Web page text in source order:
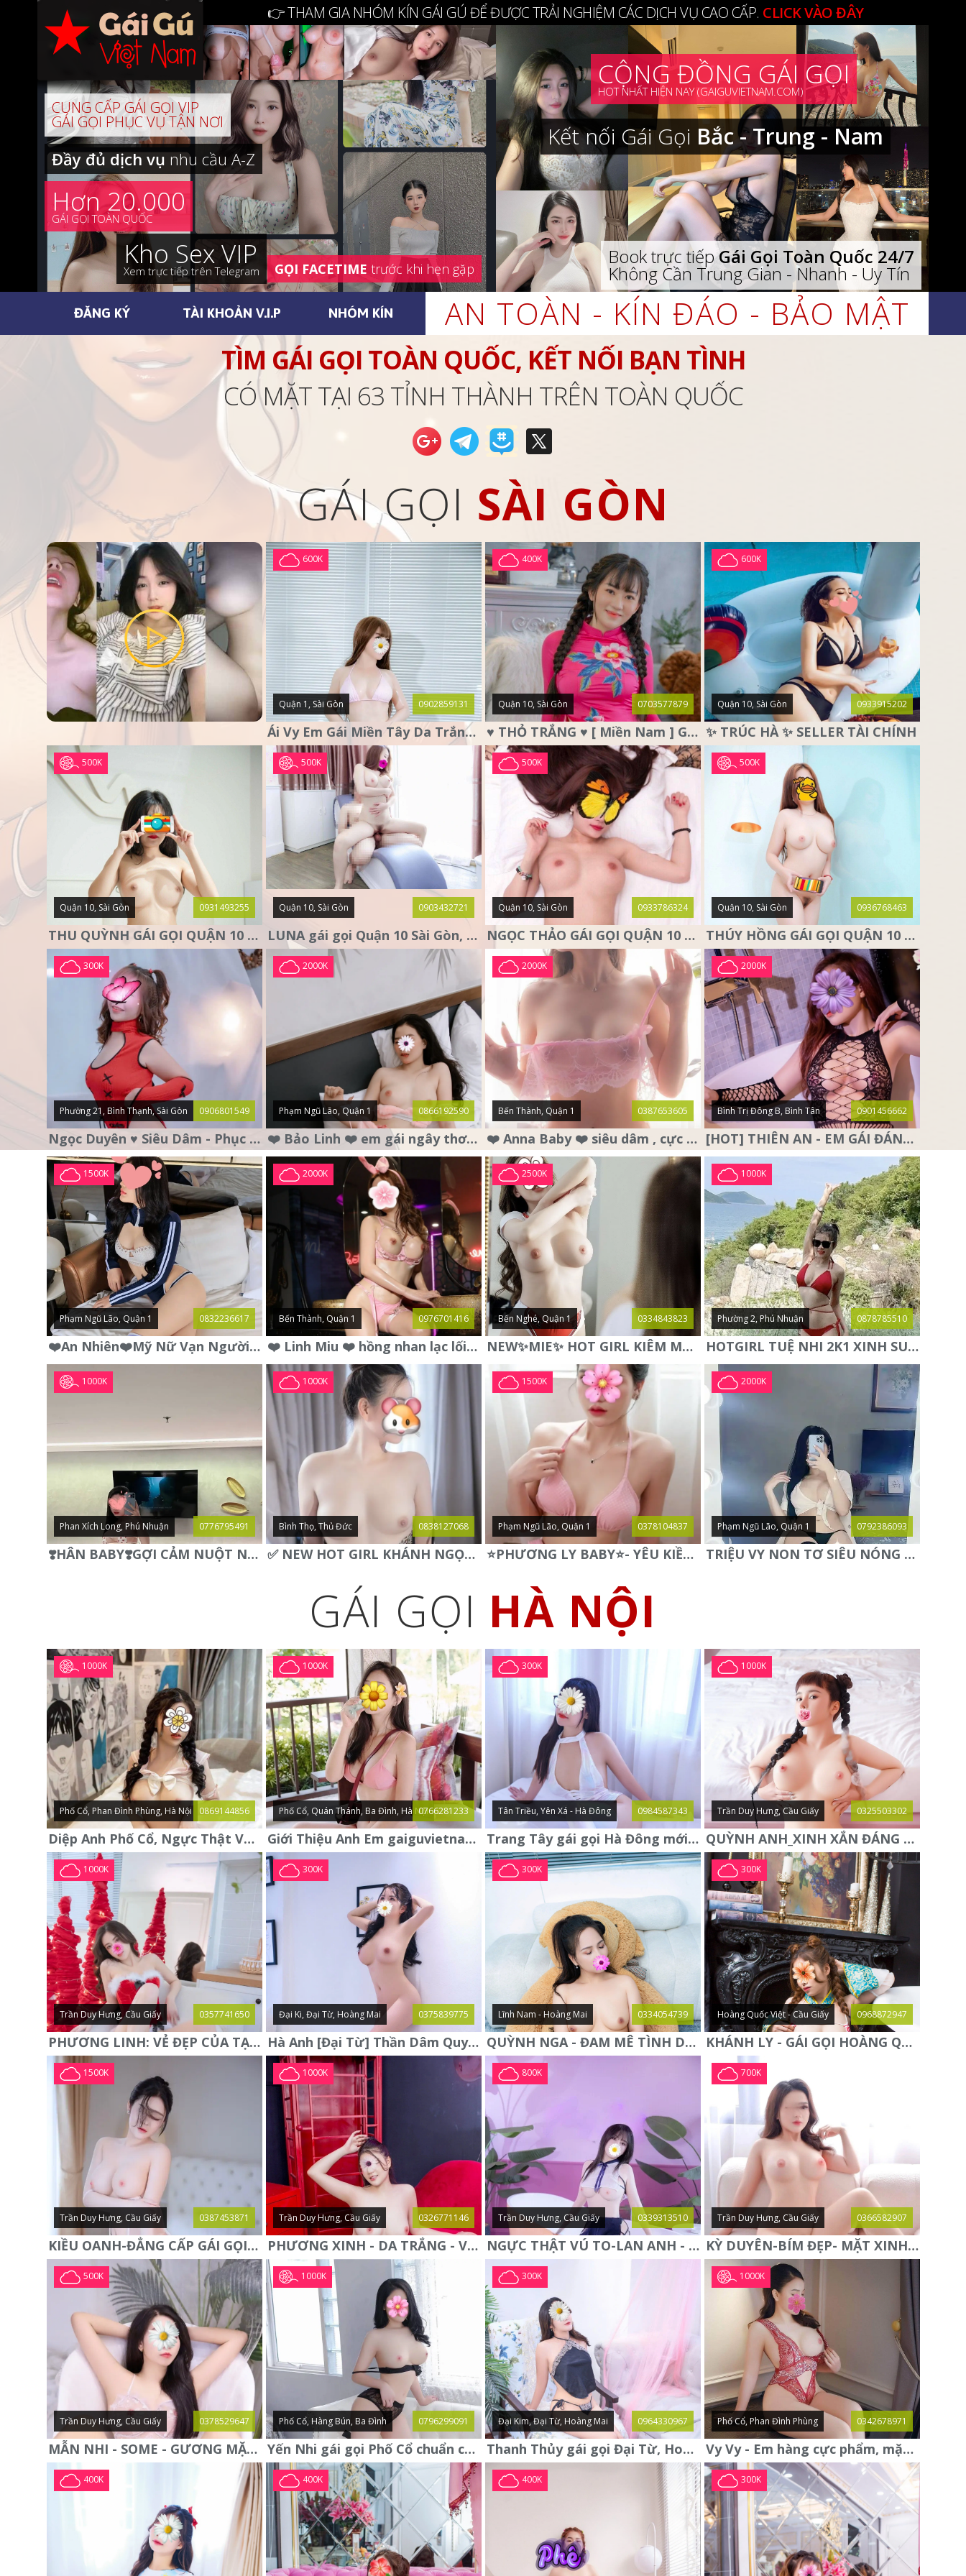
👉 THAM GIA NHÓM KÍN GÁI GÚ ĐỂ ĐƯỢC TRẢI NGHIỆM CÁC DỊCH VỤ CAO CẤP. CLICK VÀO ĐÂY
CUNG CẤP GÁI GỌI VIP
GÁI GỌI PHỤC VỤ TẬN NƠI
Đầy đủ dịch vụnhu cầu A-Z
Hơn 20.000
GÁI GỌI TOÀN QUỐC
Kho Sex VIP
Xem trực tiếp trên Telegram GỌI FACETIME trước khi hẹn gặp
Kết nối Gái Gọi Bắc - Trung - Nam
CỘNG ĐỒNG GÁI GỌI
HOT NHẤT HIỆN NAY (GAIGUVIETNAM.COM)
Book trực tiếpGái Gọi Toàn Quốc 24/7
Không Cần Trung Gian - Nhanh - Uy Tín
ĐĂNG KÝ TÀI KHOẢN V.I.P NHÓM KÍN AN TOÀN - KÍN ĐÁO - BẢO MẬT
TÌM GÁI GỌI TOÀN QUỐC, KẾT NỐI BẠN TÌNH
CÓ MẶT TẠI 63 TỈNH THÀNH TRÊN TOÀN QUỐC
GÁI GỌI SÀI GÒN
600K
Quận 1, Sài Gòn 0902859131
Ái Vy Em Gái Miền Tây Da Trắng, Ngực To Chiều Như Người Yêu
400K
Quận 10, Sài Gòn 0703577879
♥️ THỎ TRẮNG ♥️ [ Miền Nam ] Gái Gọi Quận 10, Sài Gòn
600K
Quận 10, Sài Gòn 0933915202
✨ TRÚC HÀ ✨ SELLER TÀI CHÍNH
500K
Quận 10, Sài Gòn 0931493255
THU QUỲNH GÁI GỌI QUẬN 10 – MẶT XINH DA TRẮNG – SANG
500K
Quận 10, Sài Gòn 0903432721
LUNA gái gọi Quận 10 Sài Gòn, nàng thơ tình cảm
500K
Quận 10, Sài Gòn 0933786324
NGỌC THẢO GÁI GỌI QUẬN 10 SÀI GÒN, DÂM XINH CÁ TÍNH
500K
Quận 10, Sài Gòn 0936768463
THÚY HỒNG GÁI GỌI QUẬN 10 – SIÊU PHẨM MÔNG THẦN THÁNH
300K
Phường 21, Bình Thạnh, Sài Gòn 0906801549
Ngọc Duyên ♥️ Siêu Dâm - Phục Vụ Tận Tình - Chu Đáo
2000K
Phạm Ngũ Lão, Quận 1 0866192590
❤️ Bảo Linh ❤️ em gái ngây thơ , mặt nai tơ , chân dài dáng đẹp .
2000K
Bến Thành, Quận 1 0387653605
❤️ Anna Baby ❤️ siêu dâm , cực dâm và sở hữu cặp vú đẹp nhức
2000K
Bình Trị Đông B, Bình Tân 0901456662
[HOT] THIÊN AN - EM GÁI ĐÁNG YÊU, DỄ THƯƠNG,RẤT DÂM
1500K
Phạm Ngũ Lão, Quận 1 0832236617
❤️An Nhiên❤️Mỹ Nữ Vạn Người Mê,Da Trắng, Mặt Xynh, Đẹp Từng
2000K
Bến Thành, Quận 1 0976701416
❤️ Linh Miu ❤️ hồng nhan lạc lối , vẻ đẹp không thể chối từ .
2500K
Bến Nghé, Quận 1 0334843823
NEW✨MIE✨ HOT GIRL KIÊM MẪU ẢNH HÀNG CỰC NGON LẦN ĐẦU
1000K
Phường 2, Phú Nhuận 0878785510
HOTGIRL TUỆ NHI 2K1 XINH SUGGAR BABY TUYỆT HÀNG MỚI
1000K
Phan Xích Long, Phú Nhuận 0776795491
❣️HÂN BABY❣️GỢI CẢM NUỘT NÀ DÁNG SON XINH XINH QUYẾN RŨ
1000K
Bình Thọ, Thủ Đức 0838127068
✅ NEW HOT GIRL KHÁNH NGỌC ✅ BODY CỰC NGON NÓNG
1500K
Phạm Ngũ Lão, Quận 1 0378104837
⭐️PHƯƠNG LY BABY⭐️- YÊU KIỀU QUYẾN RŨ - SAY ĐẮM SI MÊ
2000K
Phạm Ngũ Lão, Quận 1 0792386093
TRIỆU VY NON TƠ SIÊU NÓNG BỎNG GỢI TÌNH NGỌT NGÀO
GÁI GỌI HÀ NỘI
1000K
Phố Cổ, Phan Đình Phùng, Hà Nội 0869144856
Diệp Anh Phố Cổ, Ngực Thật Vú To Thơm Tho Quyến Rũ
1000K
Phố Cổ, Quán Thánh, Ba Đình, Hà Nội0766281233
Giới Thiệu Anh Em gaiguvietnam.com Em Gái Gọi Cao Cấp Mới
300K
Tân Triều, Yên Xá - Hà Đông 0984587343
Trang Tây gái gọi Hà Đông mới xác thực
1000K
Trần Duy Hưng, Cầu Giấy 0325503302
QUỲNH ANH_XINH XẮN ĐÁNG YÊU, HÀNG ĐẸP TUYỂN CHỌN
1000K
Trần Duy Hưng, Cầu Giấy 0357741650
PHƯƠNG LINH: VẺ ĐẸP CỦA TẠO HÓA, XINH ĐẸP, SEXY, QUYỄN RŨ
300K
Đại Ki, Đại Từ, Hoàng Mai 0375839775
Hà Anh [Đại Từ] Thần Dâm Quyến Rũ Gợi Cảm - Ngực To Body Mượt
300K
Lĩnh Nam - Hoàng Mai 0334054739
QUỲNH NGA - ĐAM MÊ TÌNH DỤC - CHUYÊN KHOA KÈN SÁO - ĐIỆN
300K
Hoàng Quốc Việt - Cầu Giấy 0968872947
KHÁNH LY - GÁI GỌI HOÀNG QUỐC VIỆT - DÂM ĐÃNG CHIỀU
1500K
Trần Duy Hưng, Cầu Giấy 0387453871
KIỀU OANH-ĐẲNG CẤP GÁI GỌI XINH SANG-NGOAN NGOÃN
1000K
Trần Duy Hưng, Cầu Giấy 0326771146
PHƯƠNG XINH - DA TRẮNG - VÚ TO - DÁNG ĐẸP - NGON
800K
Trần Duy Hưng, Cầu Giấy 0339313510
NGỰC THẬT VÚ TO-LAN ANH - BƯỚM ĐẸP TUYỆT SẮC GIAI
700K
Trần Duy Hưng, Cầu Giấy 0366582907
KỲ DUYÊN-BÍM ĐẸP- MẶT XINH- CHIỀU KHÁCH HẾT CỠ
500K
Trần Duy Hưng, Cầu Giấy 0378529647
MẪN NHI - SOME - GƯƠNG MẶT XINH XẮN -CỰC CHIỀU KHÁCH
1000K
Phố Cổ, Hàng Bún, Ba Đình 0796299091
Yến Nhi gái gọi Phố Cổ chuẩn chất ngon ngoan xinh yêu lần đầu lên
300K
Đại Kim, Đại Từ, Hoàng Mai 0964330967
Thanh Thủy gái gọi Đại Từ, Hoàng Mai mới xác thực, xinh xuất sắc
1000K
Phố Cổ, Phan Đình Phùng 0342678971
Vy Vy - Em hàng cực phẩm, mặt đẹp, vú to, bím khít rịt
400K 400K 400K 300K